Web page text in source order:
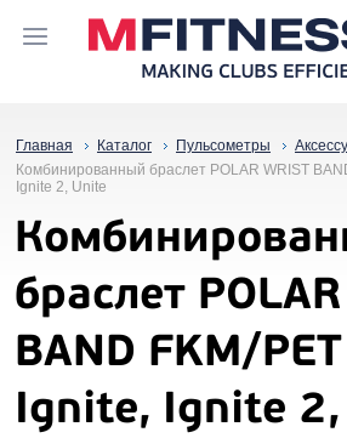
Главная Каталог Пульсометры
Комбинированный браслет POLAR WRIST
Ignite 2, Unite
браслет
BAND FKM/
Ignite, Ignite